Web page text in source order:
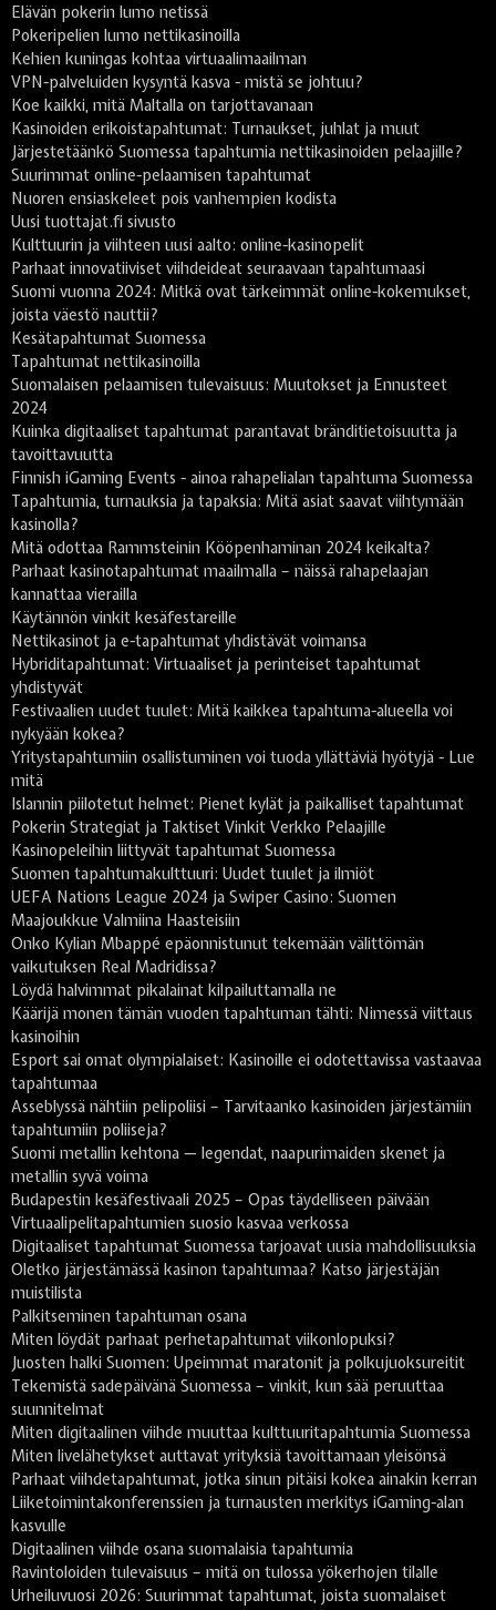
Elävän pokerin lumo netissä
Pokeripelien lumo nettikasinoilla
Kehien kuningas kohtaa virtuaalimaailman
VPN-palveluiden kysyntä kasva - mistä se johtuu?
Koe kaikki, mitä Maltalla on tarjottavanaan
Kasinoiden erikoistapahtumat: Turnaukset, juhlat ja muut
Järjestetäänkö Suomessa tapahtumia nettikasinoiden pelaajille?
Suurimmat online-pelaamisen tapahtumat
Nuoren ensiaskeleet pois vanhempien kodista
Uusi tuottajat.fi sivusto
Kulttuurin ja viihteen uusi aalto: online-kasinopelit
Parhaat innovatiiviset viihdeideat seuraavaan tapahtumaasi
Suomi vuonna 2024: Mitkä ovat tärkeimmät online-kokemukset,
joista väestö nauttii?
Kesätapahtumat Suomessa
Tapahtumat nettikasinoilla
Suomalaisen pelaamisen tulevaisuus: Muutokset ja Ennusteet
2024
Kuinka digitaaliset tapahtumat parantavat bränditietoisuutta ja
tavoittavuutta
Finnish iGaming Events - ainoa rahapelialan tapahtuma Suomessa
Tapahtumia, turnauksia ja tapaksia: Mitä asiat saavat viihtymään
kasinolla?
Mitä odottaa Rammsteinin Kööpenhaminan 2024 keikalta?
Parhaat kasinotapahtumat maailmalla – näissä rahapelaajan
kannattaa vierailla
Käytännön vinkit kesäfestareille
Nettikasinot ja e-tapahtumat yhdistävät voimansa
Hybriditapahtumat: Virtuaaliset ja perinteiset tapahtumat
yhdistyvät
Festivaalien uudet tuulet: Mitä kaikkea tapahtuma-alueella voi
nykyään kokea?
Yritystapahtumiin osallistuminen voi tuoda yllättäviä hyötyjä - Lue
mitä
Islannin piilotetut helmet: Pienet kylät ja paikalliset tapahtumat
Pokerin Strategiat ja Taktiset Vinkit Verkko Pelaajille
Kasinopeleihin liittyvät tapahtumat Suomessa
Suomen tapahtumakulttuuri: Uudet tuulet ja ilmiöt
UEFA Nations League 2024 ja Swiper Casino: Suomen
Maajoukkue Valmiina Haasteisiin
Onko Kylian Mbappé epäonnistunut tekemään välittömän
vaikutuksen Real Madridissa?
Löydä halvimmat pikalainat kilpailuttamalla ne
Käärijä monen tämän vuoden tapahtuman tähti: Nimessä viittaus
kasinoihin
Esport sai omat olympialaiset: Kasinoille ei odotettavissa vastaavaa
tapahtumaa
Asseblyssä nähtiin pelipoliisi – Tarvitaanko kasinoiden järjestämiin
tapahtumiin poliiseja?
Suomi metallin kehtona — legendat, naapurimaiden skenet ja
metallin syvä voima
Budapestin kesäfestivaali 2025 – Opas täydelliseen päivään
Virtuaalipelitapahtumien suosio kasvaa verkossa
Digitaaliset tapahtumat Suomessa tarjoavat uusia mahdollisuuksia
Oletko järjestämässä kasinon tapahtumaa? Katso järjestäjän
muistilista
Palkitseminen tapahtuman osana
Miten löydät parhaat perhetapahtumat viikonlopuksi?
Juosten halki Suomen: Upeimmat maratonit ja polkujuoksureitit
Tekemistä sadepäivänä Suomessa – vinkit, kun sää peruuttaa
suunnitelmat
Miten digitaalinen viihde muuttaa kulttuuritapahtumia Suomessa
Miten livelähetykset auttavat yrityksiä tavoittamaan yleisönsä
Parhaat viihdetapahtumat, jotka sinun pitäisi kokea ainakin kerran
Liiketoimintakonferenssien ja turnausten merkitys iGaming-alan
kasvulle
Digitaalinen viihde osana suomalaisia tapahtumia
Ravintoloiden tulevaisuus – mitä on tulossa yökerhojen tilalle
Urheiluvuosi 2026: Suurimmat tapahtumat, joista suomalaiset